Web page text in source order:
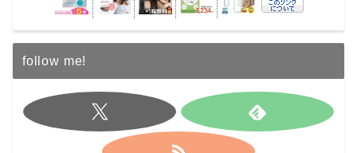
follow me!